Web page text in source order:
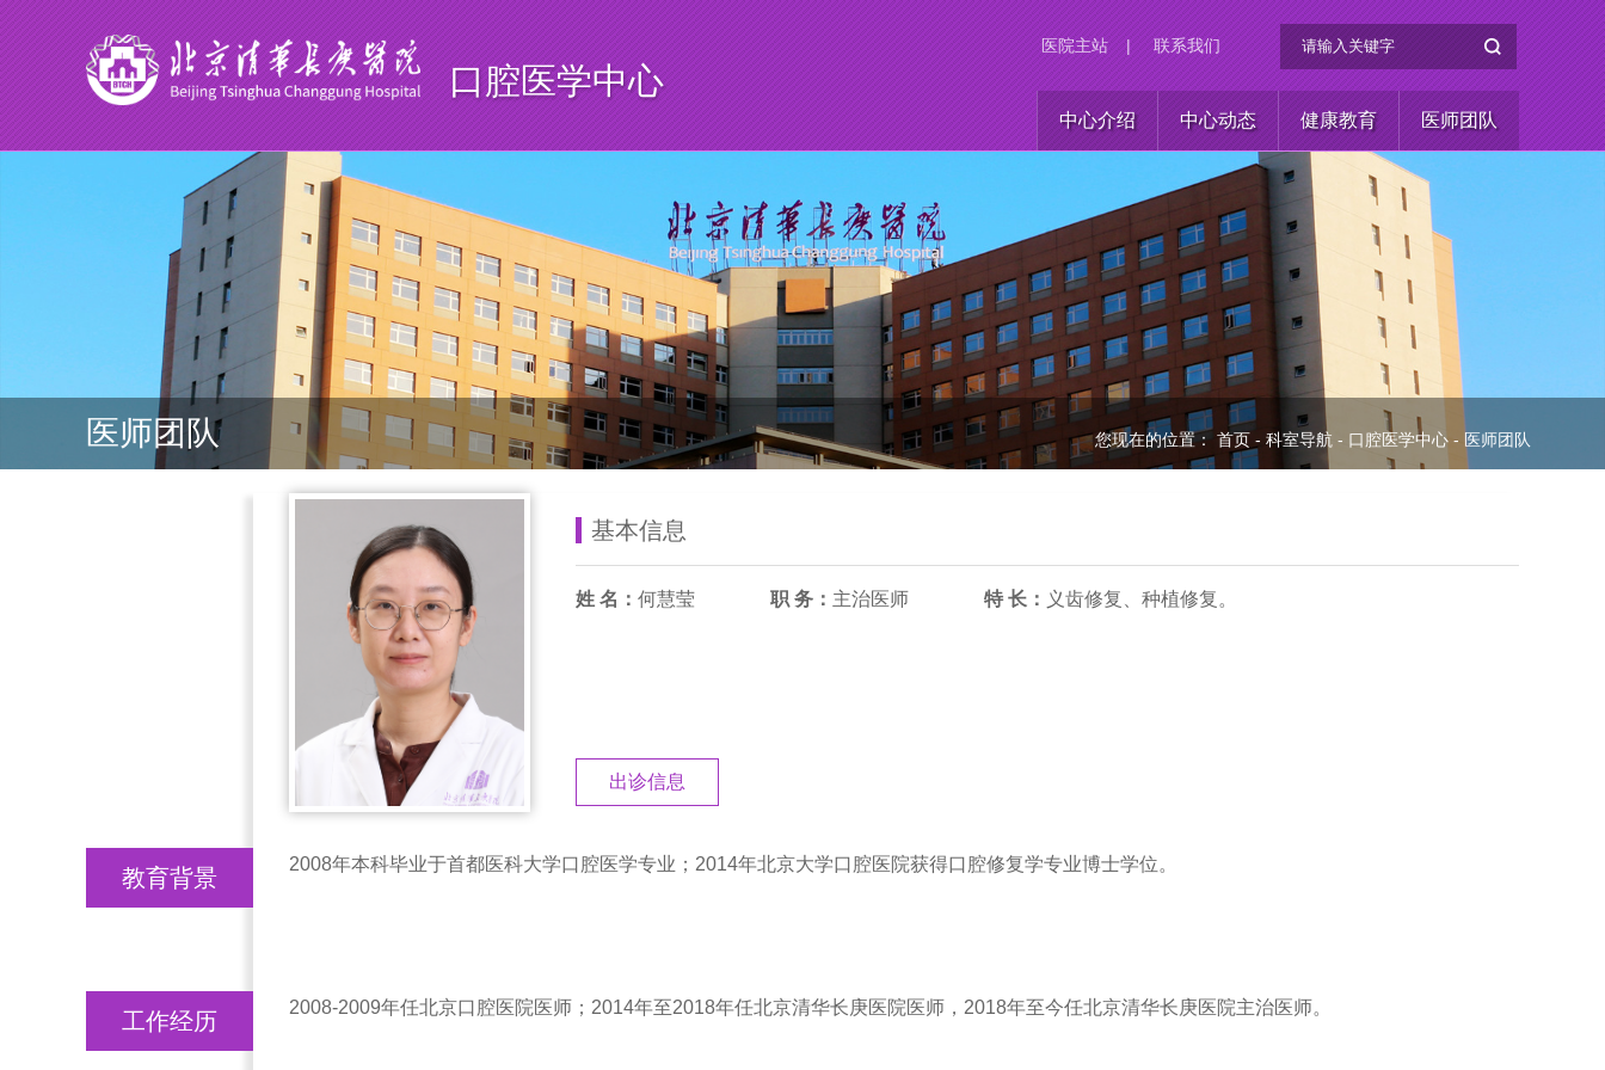
口腔医学中心
医院主站 | 联系我们
中心介绍 中心动态 健康教育 医师团队
医师团队 您现在的位置： 首页 - 科室导航 - 口腔医学中心 - 医师团队
基本信息
姓 名： 何慧莹 职 务： 主治医师 特 长： 义齿修复、种植修复。
出诊信息
教育背景
2008年本科毕业于首都医科大学口腔医学专业；2014年北京大学口腔医院获得口腔修复学专业博士学位。
工作经历
2008-2009年任北京口腔医院医师；2014年至2018年任北京清华长庚医院医师，2018年至今任北京清华长庚医院主治医师。